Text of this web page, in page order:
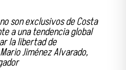
son exclusivos de Costa
a una tendencia global
la libertad de
Jiménez Alvarado,